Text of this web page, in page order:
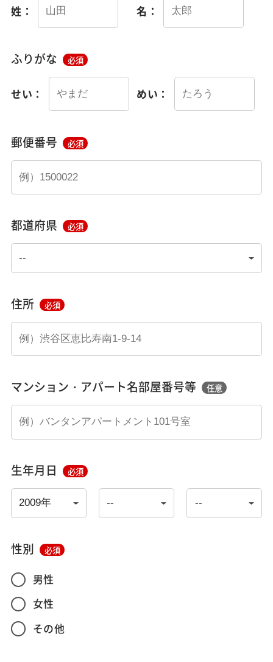
姓： 名：
ふりがな 必須
せい： めい：
郵便番号 必須
都道府県 必須
住所 必須
マンション・アパート名部屋番号等 任意
生年月日 必須
性別 必須
男性
女性
その他